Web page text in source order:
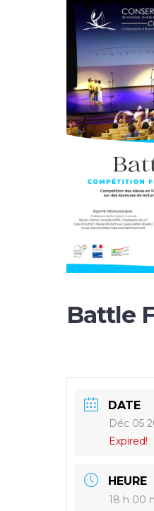
Battle
DATE
Déc 05
Expired!
HEURE
18 h 00